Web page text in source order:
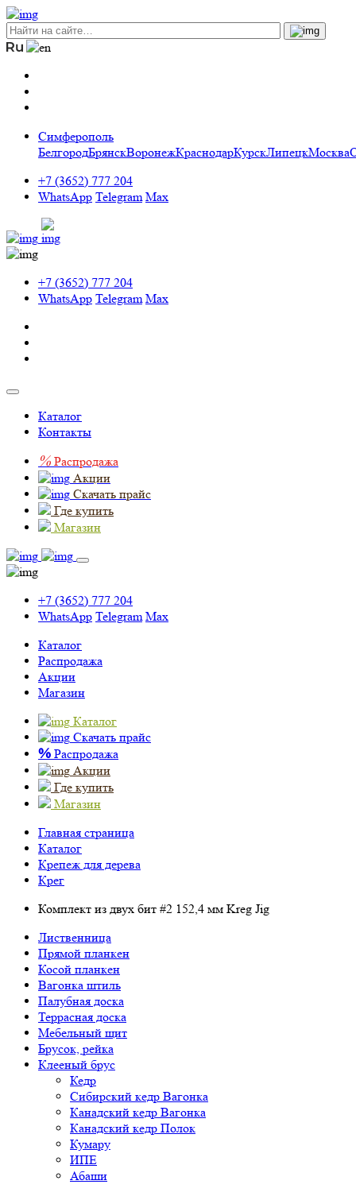
Симферополь
БелгородБрянскВоронежКраснодарКурскЛипецкМосква
+7 (3652) 777 204
WhatsApp Telegram Max
+7 (3652) 777 204
WhatsApp Telegram Max
Каталог
Контакты
% Распродажа
Акции
Скачать прайс
Где купить
Магазин
+7 (3652) 777 204
WhatsApp Telegram Max
Каталог
Распродажа
Акции
Магазин
Каталог
Скачать прайс
% Распродажа
Акции
Где купить
Магазин
Главная страница
Каталог
Крепеж для дерева
Крег
Комплект из двух бит #2 152,4 мм Kreg Jig
Лиственница
Прямой планкен
Косой планкен
Вагонка штиль
Палубная доска
Террасная доска
Мебельный щит
Брусок, рейка
Клееный брус
Кедр
Сибирский кедр Вагонка
Канадский кедр Вагонка
Канадский кедр Полок
Кумару
ИПЕ
Абаши